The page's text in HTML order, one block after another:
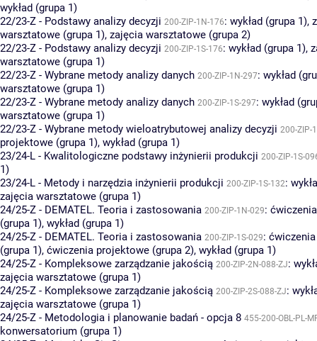
wykład (grupa 1)
22/23-Z - Podstawy analizy decyzji 200-ZIP-1N-176: wykład (grupa 1),
warsztatowe (grupa 1), zajęcia warsztatowe (grupa 2)
22/23-Z - Podstawy analizy decyzji 200-ZIP-1S-176: wykład (grupa 1),
warsztatowe (grupa 1)
22/23-Z - Wybrane metody analizy danych 200-ZIP-1N-297: wykład
warsztatowe (grupa 1)
22/23-Z - Wybrane metody analizy danych 200-ZIP-1S-297: wykład
warsztatowe (grupa 1)
22/23-Z - Wybrane metody wieloatrybutowej analizy decyzji 200-ZIP-
projektowe (grupa 1), wykład (grupa 1)
23/24-L - Kwalitologiczne podstawy inżynierii produkcji 200-ZIP-1S-
1)
23/24-L - Metody i narzędzia inżynierii produkcji 200-ZIP-1S-132:
zajęcia warsztatowe (grupa 1)
24/25-Z - DEMATEL. Teoria i zastosowania 200-ZIP-1N-029:
(grupa 1), wykład (grupa 1)
24/25-Z - DEMATEL. Teoria i zastosowania 200-ZIP-1S-029:
(grupa 1), ćwiczenia projektowe (grupa 2), wykład (grupa 1)
24/25-Z - Kompleksowe zarządzanie jakością 200-ZIP-2N-088-ZJ:
zajęcia warsztatowe (grupa 1)
24/25-Z - Kompleksowe zarządzanie jakością 200-ZIP-2S-088-ZJ:
zajęcia warsztatowe (grupa 1)
24/25-Z - Metodologia i planowanie badań - opcja 8 455-200-OBL-PL-
konwersatorium (grupa 1)